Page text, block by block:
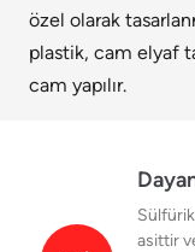
özel olarak
plastik, cam elyaf
cam yapılır.
asittir